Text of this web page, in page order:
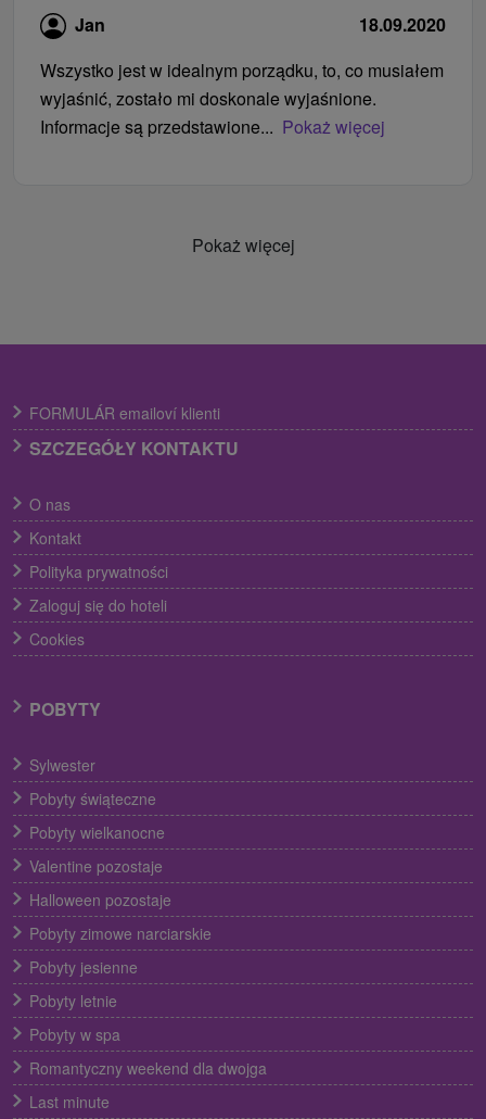
Jan
18.09.2020
Wszystko jest w idealnym porządku, to, co musiałem
wyjaśnić, zostało mi doskonale wyjaśnione.
Informacje są przedstawione... Pokaż więcej
Pokaż więcej
FORMULÁR emailoví klienti
SZCZEGÓŁY KONTAKTU
O nas
Kontakt
Polityka prywatności
Zaloguj się do hoteli
Cookies
POBYTY
Sylwester
Pobyty świąteczne
Pobyty wielkanocne
Valentine pozostaje
Halloween pozostaje
Pobyty zimowe narciarskie
Pobyty jesienne
Pobyty letnie
Pobyty w spa
Romantyczny weekend dla dwojga
Last minute